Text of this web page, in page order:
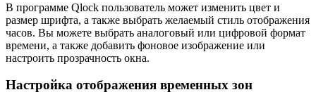
В программе Qlock пользователь может изменить цвет и
размер шрифта, а также выбрать желаемый стиль отображения
часов. Вы можете выбрать аналоговый или цифровой формат
времени, а также добавить фоновое изображение или
настроить прозрачность окна.
Настройка отображения временных зон